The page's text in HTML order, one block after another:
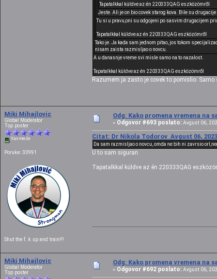
Tapatalkkal küldve az én 220333QAG eszközömről
Jeste. Ali je on bio covek starog kova. Bile su
Tu si u pravu,oni su odgojeni po sasvim drugacijem
Tapatalkkal küldve az én 220333QAG eszközömről
Tako je. Ja kada sam jednom pitao, jos tokom
nisam zaista razmisljao o novcu.
A u danasnje vreme svi misle samo na to nazalost.
Tapatalkkal küldve az én 220333QAG eszközömről
Razumem ja zasto je covek to pomislio.
Miki Mihajlovic
Global Moderator
Top poster
Van mreže
Poruke: 33991
Shut the f..k up and train!!!
Odg: Kako promena vremena na
« Odgovor #693 poslato: Avgust 06,
Citat: Dr Nikola Todorov Avgust 06,
Da sam razmisljao o novcu, omda ne bih ni zavrsio
U to sam siguran.
Tapatalkkal küldve az én 220333QAG
Miki Mihajlovic
Global Moderator
Top poster
Odg: Kako promena vremena na
« Odgovor #692 poslato: Avgust 06,